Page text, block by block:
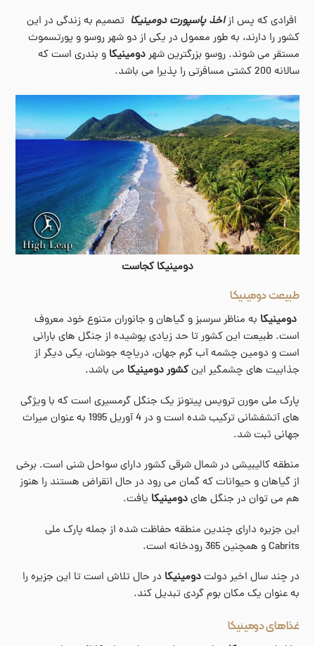
افرادی که پس ازاخذ ‌پاسپورت دومینیکا تصمیم به زندگی در این
کشور را دارند، به طور معمول در یکی از دو شهر روسو و پورتسموث
مستقر می شوند. روسو بزرگترین شهردومینیکا و بندری است که
سالانه 200 کشتی مسافرتی را پذیرا می باشد.
دومینیکا کجاست
طبیعت دومینیکا
دومینیکا به مناظر سرسبز و گیاهان و جانوران متنوع خود معروف
است. طبیعت این کشور تا حد زیادی پوشیده از جنگل های بارانی
است و دومین چشمه آب گرم جهان، دریاچه جوشان، یکی دیگر از
جذابیت های چشمگیر اینکشور دومینیکا می باشد.
پارک ملی مورن ترویس پیتونز یک جنگل گرمسیری است که با ویژگی
های آتشفشانی ترکیب شده است و در 4 آوریل 1995 به عنوان میراث
جهانی ثبت شد.
منطقه کالیبیشی در شمال شرقی کشور دارای سواحل شنی است. برخی
از گیاهان و حیوانات که گمان می رود در حال انقراض هستند را هنوز
هم می توان در جنگل هایدومینیکا یافت.
این جزیره دارای چندین منطقه حفاظت شده از جمله پارک ملی
Cabrits و همچنین 365 رودخانه است.
در چند سال اخیر دولتدومینیکا در حال تلاش است تا این جزیره را
به عنوان یک مکان بوم گردی تبدیل کند.
غذاهای دومینیکا